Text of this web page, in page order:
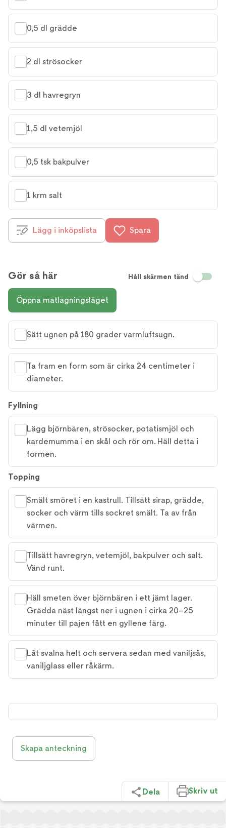
0,5 dl grädde
2 dl strösocker
3 dl havregryn
1,5 dl vetemjöl
0,5 tsk bakpulver
1 krm salt
Lägg i inköpslista Spara
Gör så här Håll skärmen tänd
Öppna matlagningsläget
Sätt ugnen på 180 grader varmluftsugn.
Ta fram en form som är cirka 24 centimeter i
diameter.
Fyllning
Lägg björnbären, strösocker, potatismjöl och
kardemumma i en skål och rör om. Häll detta i
formen.
Topping
Smält smöret i en kastrull. Tillsätt sirap, grädde,
socker och värm tills sockret smält. Ta av från
värmen.
Tillsätt havregryn, vetemjöl, bakpulver och salt.
Vänd runt.
Häll smeten över björnbären i ett jämt lager.
Grädda näst längst ner i ugnen i cirka 20–25
minuter till pajen fått en gyllene färg.
Låt svalna helt och servera sedan med vaniljsås,
vaniljglass eller råkärm.
Skapa anteckning
Dela Skriv ut